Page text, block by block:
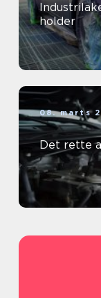
holder
08. marts
Det rette